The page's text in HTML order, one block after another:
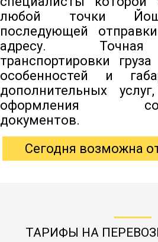
любой точки
последующей
адресу.
транспортировки
особенностей и
дополнительных
оформления
документов.
Сегодня возможна
ТАРИФЫ НА